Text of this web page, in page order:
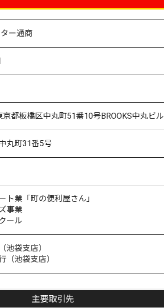
ー通商
京都板橋区中丸町51番10号BROOKS中丸ビル
丸町31番5号
ト業「町の便利屋さん」
事業
ール
池袋支店）
（池袋支店）
主要取引先